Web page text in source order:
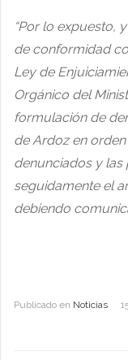
“Por lo expuesto,
de conformidad
Ley de
Orgánico del
formulación de
de Ardoz en
denunciados y las
seguidamente el
debiendo
Publicado en Noticias